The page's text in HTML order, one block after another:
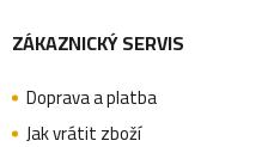
áZÁKAZNICKÝ SERVIS
Doprava a platba
Jak vrátit zboží